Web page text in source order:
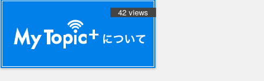
42 views